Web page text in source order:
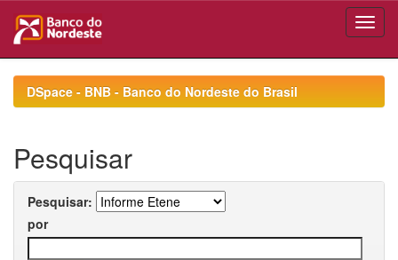
navigationDSpace - BNB - Banco do Nordeste do Brasil
Pesquisar
Pesquisar:
por